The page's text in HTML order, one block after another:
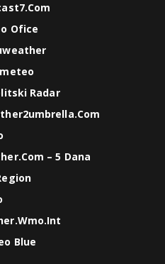
Ofice
Radar
– 5 Dana
Blue